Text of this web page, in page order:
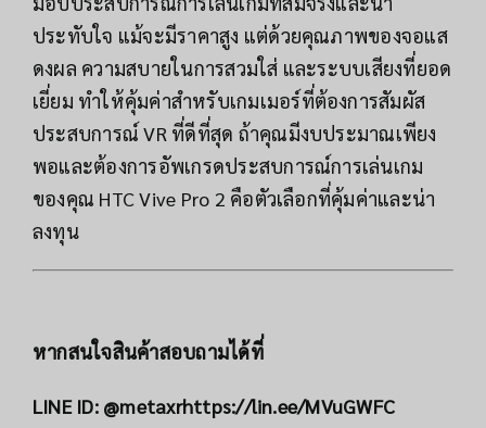
ประทับใจ แม้จะมีราคาสูง แต่ด้วยคุณภาพของจอแส
ดงผล ความสบายในการสวมใส่ และระบบเสียงที่ยอด
เยี่ยม ทำให้คุ้มค่าสำหรับเกมเมอร์ที่ต้องการสัมผัส
ประสบการณ์ VR ที่ดีที่สุด ถ้าคุณมีงบประมาณเพียง
พอและต้องการอัพเกรดประสบการณ์การเล่นเกม
ของคุณ HTC Vive Pro 2 คือตัวเลือกที่คุ้มค่าและน่า
ลงทุน
หากสนใจสินค้าสอบถามได้ที่
LINE ID: @metaxrhttps://lin.ee/MVuGWFC